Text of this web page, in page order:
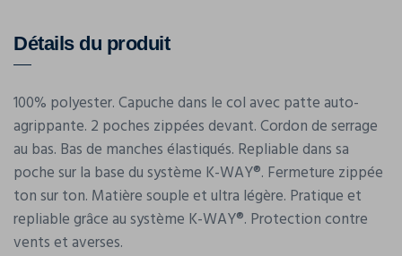
Détails du produit
100% polyester. Capuche dans le col avec patte auto-
agrippante. 2 poches zippées devant. Cordon de serrage
au bas. Bas de manches élastiqués. Repliable dans sa
poche sur la base du système K-WAY®. Fermeture zippée
ton sur ton. Matière souple et ultra légère. Pratique et
repliable grâce au système K-WAY®. Protection contre
vents et averses.